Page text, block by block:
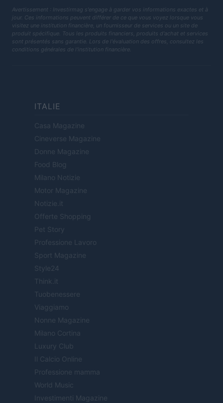
Avertissement : Investirmag s'engage à garder vos informations exactes et à
jour. Ces informations peuvent différer de ce que vous voyez lorsque vous
visitez une institution financière, un fournisseur de services ou un site de
produit spécifique. Tous les produits financiers, produits d'achat et services
sont présentés sans garantie. Lors de l'évaluation des offres, consultez les
conditions générales de l'institution financière.
ITALIE
Casa Magazine
Cineverse Magazine
Donne Magazine
Food Blog
Milano Notizie
Motor Magazine
Notizie.it
Offerte Shopping
Pet Story
Professione Lavoro
Sport Magazine
Style24
Think.it
Tuobenessere
Viaggiamo
Nonne Magazine
Milano Cortina
Luxury Club
Il Calcio Online
Professione mamma
World Music
Investimenti Magazine